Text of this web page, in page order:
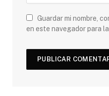
Guardar mi nombre,
en este navegador para